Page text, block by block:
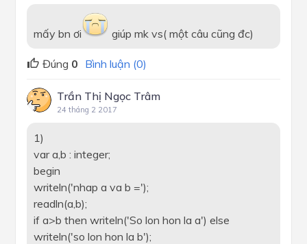
mấy bn ơi giúp mk vs( một câu cũng đc)
Đúng 0 Bình luận (0)
Trần Thị Ngọc Trâm
24 tháng 2 2017
1)
var a,b : integer;
begin
writeln('nhap a va b =');
readln(a,b);
if a>b then writeln('So lon hon la a') else
writeln('so lon hon la b');